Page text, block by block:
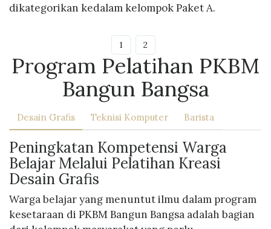
dikategorikan kedalam kelompok Paket A.
1 2
Program Pelatihan PKBM
Bangun Bangsa
Desain Grafis Teknisi Komputer Barista
Peningkatan Kompetensi Warga
Belajar Melalui Pelatihan Kreasi
Desain Grafis
Warga belajar yang menuntut ilmu dalam program
kesetaraan di PKBM Bangun Bangsa adalah bagian